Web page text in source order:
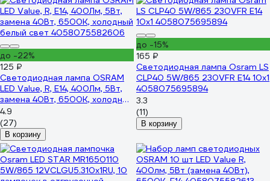
до -22%
125 ₽
Светодиодная лампа OSRAM
LED Value, R, E14, 400Лм, 5Вт,
замена 40Вт, 6500К, холодный
белый свет 4058075582606
4.9
(27)
В корзину
до -15%
165 ₽
Светодиодная лампа Osram LS
CLP40 5W/865 230VFR E14 10x1
4058075695894
3.3
(11)
В корзину